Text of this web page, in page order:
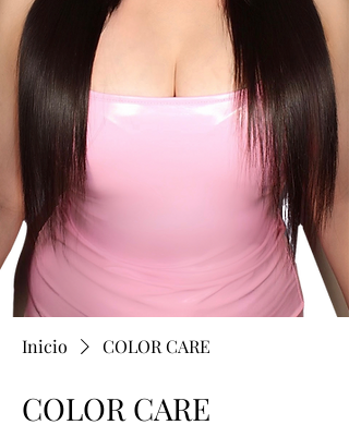
Inicio COLOR CARE
COLOR CARE